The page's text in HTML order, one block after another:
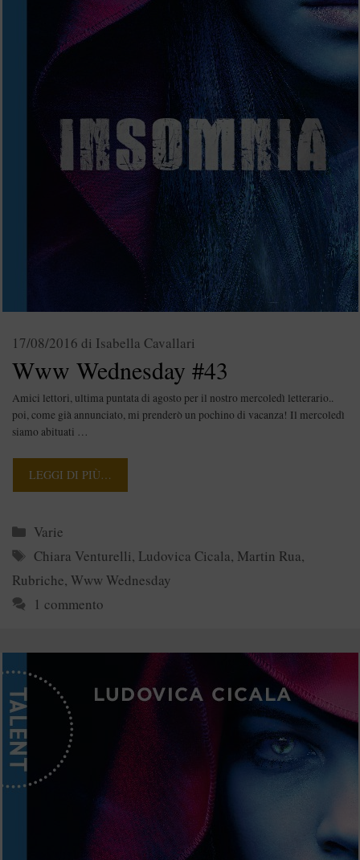
Www Wednesday #43
17/08/2016 di Isabella Cavallari
Amici lettori, ultima puntata di agosto per il nostro mercoledì letterario..
poi, come già annunciato, mi prenderò un pochino di vacanza! Il mercoledì
siamo abituati …
LEGGI DI PIÙ…
Categorie
Varie
Tag
Chiara Venturelli, Ludovica Cicala, Martin Rua,
Rubriche, Www Wednesday
1 commento